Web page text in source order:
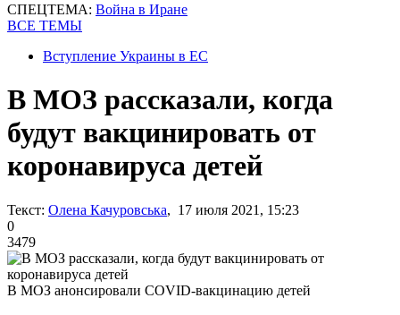
СПЕЦТЕМА: Война в Иране
ВСЕ ТЕМЫ
Вступление Украины в ЕС
В МОЗ рассказали, когда
будут вакцинировать от
коронавируса детей
Текст: Олена Качуровська, 17 июля 2021, 15:23
0
3479
В МОЗ анонсировали COVID-вакцинацию детей